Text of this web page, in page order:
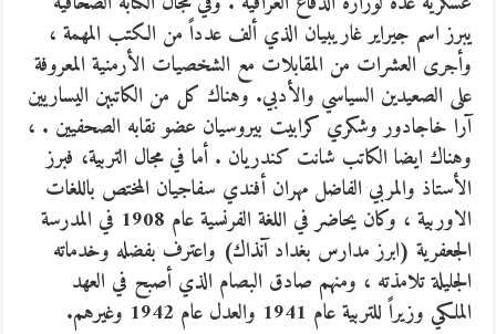
يبرز اسم جيراير غاريبيان الذي ألف عدداً من الكتب المهمة ،
وأجرى العشرات من المقابلات مع الشخصيات الأرمنية المعروفة
على الصعيدين السياسي والأدبي. وهناك كل من الكاتبين اليساريين
آرا خاجادور وشكري كرابيت بيروسيان عضو نقابه الصحفيين . ،
وهناك ايضا الكاتب شانت كندريان . أما في مجال التربية، فبرز
الأستاذ والمربي الفاضل مهران أفندي سفاجيان المختص باللغات
الاوربية ، وكان يحاضر في اللغة الفرنسية عام 1908 في المدرسة
الجعفرية (ابرز مدارس بغداد آنذاك) واعترف بفضله وخدماته
الجليلة تلامذته ، ومنهم صادق البصام الذي أصبح في العهد
الملكي وزيراً للتربية عام 1941 والعدل عام 1942 وغيرهم.